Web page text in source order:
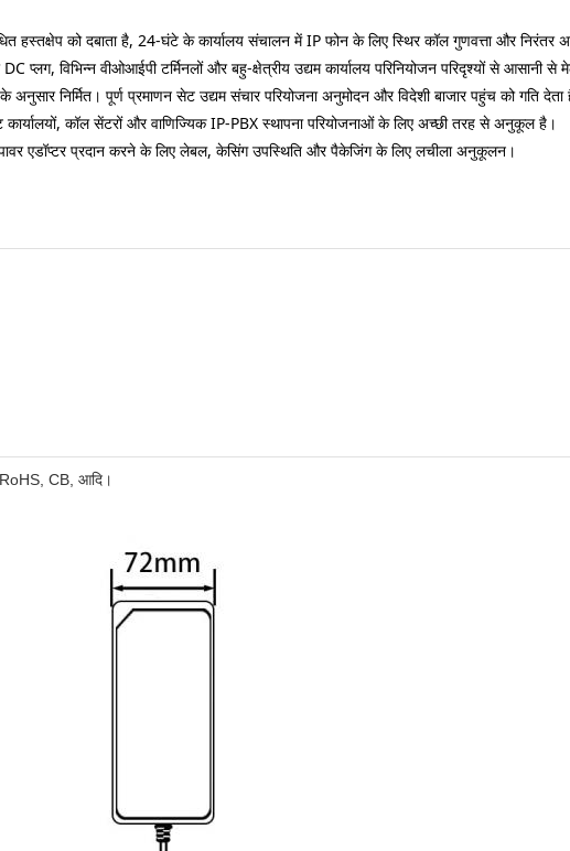
हस्तक्षेप को दबाता है, 24-घंटे के कार्यालय संचालन में IP फोन के लिए स्थिर कॉल गुणवत्ता और निरंतर
विभिन्न वीओआईपी टर्मिनलों और बहु-क्षेत्रीय उद्यम कार्यालय परिनियोजन परिदृश्यों से आसानी से
के अनुसार निर्मित। पूर्ण प्रमाणन सेट उद्यम संचार परियोजना अनुमोदन और विदेशी बाजार पहुंच को गति देता
कार्यालयों, कॉल सेंटरों और वाणिज्यिक IP-PBX स्थापना परियोजनाओं के लिए अच्छी तरह से अनुकूल है।
एडॉप्टर प्रदान करने के लिए लेबल, केसिंग उपस्थिति और पैकेजिंग के लिए लचीला अनुकूलन।
CB, आदि।